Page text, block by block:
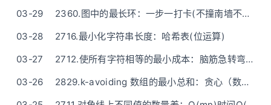
03-29
2360.图中的最长环：一步一打卡(不撞南墙不回头) - 通过故事讲道理
03-28
2716.最小化字符串长度：哈希表(位运算)
03-27
2712.使所有字符相等的最小成本：脑筋急转弯(遍历)
03-26
2829.k-avoiding 数组的最小总和：贪心（数学公式O(1)算出）